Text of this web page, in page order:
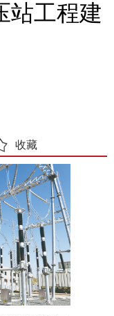
站工程建
收藏